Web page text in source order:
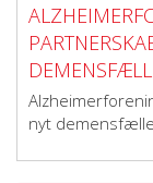
nyt